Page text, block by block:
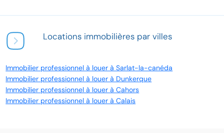
Locations immobilières par villes
Immobilier professionnel à louer à Sarlat-la-canéda
Immobilier professionnel à louer à Dunkerque
Immobilier professionnel à louer à Cahors
Immobilier professionnel à louer à Calais